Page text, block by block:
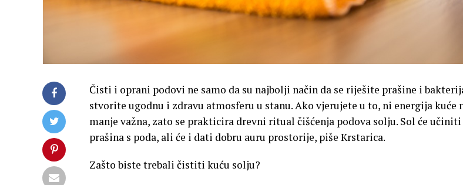
Čisti i oprani podovi ne samo da su najbolji način da se riješite prašine i
stvorite ugodnu i zdravu atmosferu u stanu. Ako vjerujete u to, ni energija kuće
manje važna, zato se prakticira drevni ritual čišćenja podova solju. Sol će učiniti
prašina s poda, ali će i dati dobru auru prostorije, piše Krstarica.
Zašto biste trebali čistiti kuću solju?